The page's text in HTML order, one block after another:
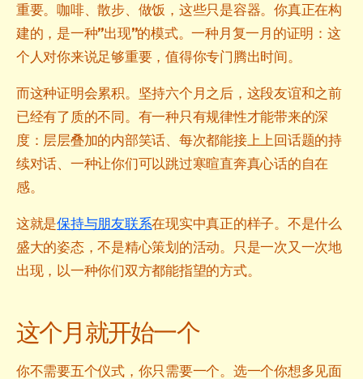
重要。咖啡、散步、做饭，这些只是容器。你真正在构
建的，是一种”出现”的模式。一种月复一月的证明：这
个人对你来说足够重要，值得你专门腾出时间。
而这种证明会累积。坚持六个月之后，这段友谊和之前
已经有了质的不同。有一种只有规律性才能带来的深
度：层层叠加的内部笑话、每次都能接上上回话题的持
续对话、一种让你们可以跳过寒暄直奔真心话的自在
感。
这就是保持与朋友联系在现实中真正的样子。不是什么
盛大的姿态，不是精心策划的活动。只是一次又一次地
出现，以一种你们双方都能指望的方式。
这个月就开始一个
你不需要五个仪式，你只需要一个。选一个你想多见面